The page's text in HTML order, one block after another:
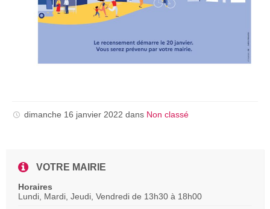
dimanche 16 janvier 2022 dans Non classé
VOTRE MAIRIE
Horaires
Lundi, Mardi, Jeudi, Vendredi de 13h30 à 18h00